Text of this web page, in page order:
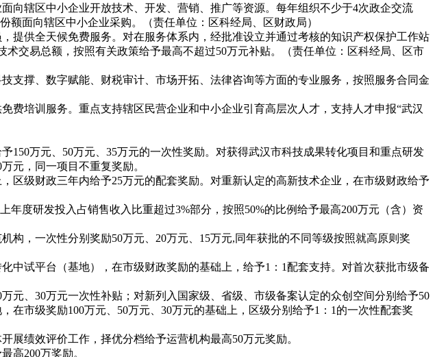
向辖区中小企业开放技术、开发、营销、推广等资源。每年组织不少于4次政企交流
面向辖区中小企业采购。（责任单位：区科经局、区财政局）
提供全天候免费服务。对在服务体系内，经批准设立并通过考核的知识产权保护工作站
交易总额，按照有关政策给予最高不超过50万元补贴。（责任单位：区科经局、区市
支撑、数字赋能、财税审计、市场开拓、法律咨询等方面的专业服务，按照服务合同金
费培训服务。重点支持辖区民营企业和中小企业引育高层次人才，支持人才申报“武汉
予150万元、50万元、35万元的一次性奖励。对获得武汉市科技成果转化项目和重点研发
元，同一项目不重复奖励。
区级财政三年内给予25万元的配套奖励。对重新认定的高新技术企业，在市级财政给予
年度研发投入占销售收入比重超过3%部分，按照50%的比例给予最高200万元（含）资
构，一次性分别奖励50万元、20万元、15万元,同年获批的不同等级按照就高原则奖
中试平台（基地），在市级财政奖励的基础上，给予1：1配套支持。对首次获批市级备
万元、30万元一次性补贴；对新列入国家级、省级、市级备案认定的众创空间分别给予50
市级奖励100万元、50万元、30万元的基础上，区级分别给予1：1的一次性配套奖
展绩效评价工作，择优分档给予运营机构最高50万元奖励。
高200万奖励。